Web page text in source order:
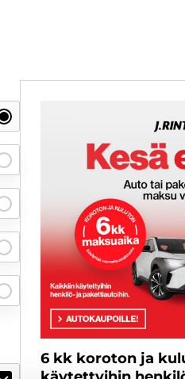
6 kk koroton ja